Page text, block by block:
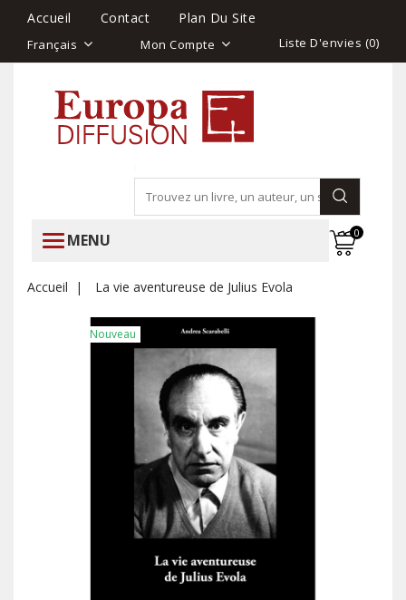
Accueil Contact Plan Du Site
Français Mon Compte Liste D'envies (0)
MENU 0
Accueil La vie aventureuse de Julius Evola
Nouveau